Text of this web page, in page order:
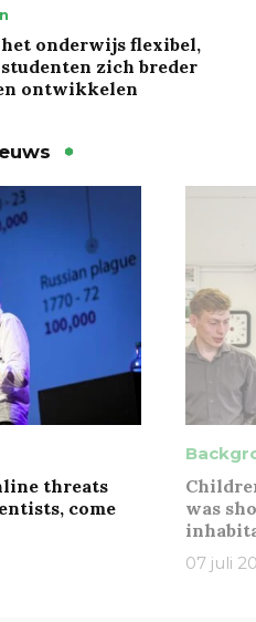
onderwijs flexibel,
zich breder
ontwikkelen
threats
come
was
07 juli